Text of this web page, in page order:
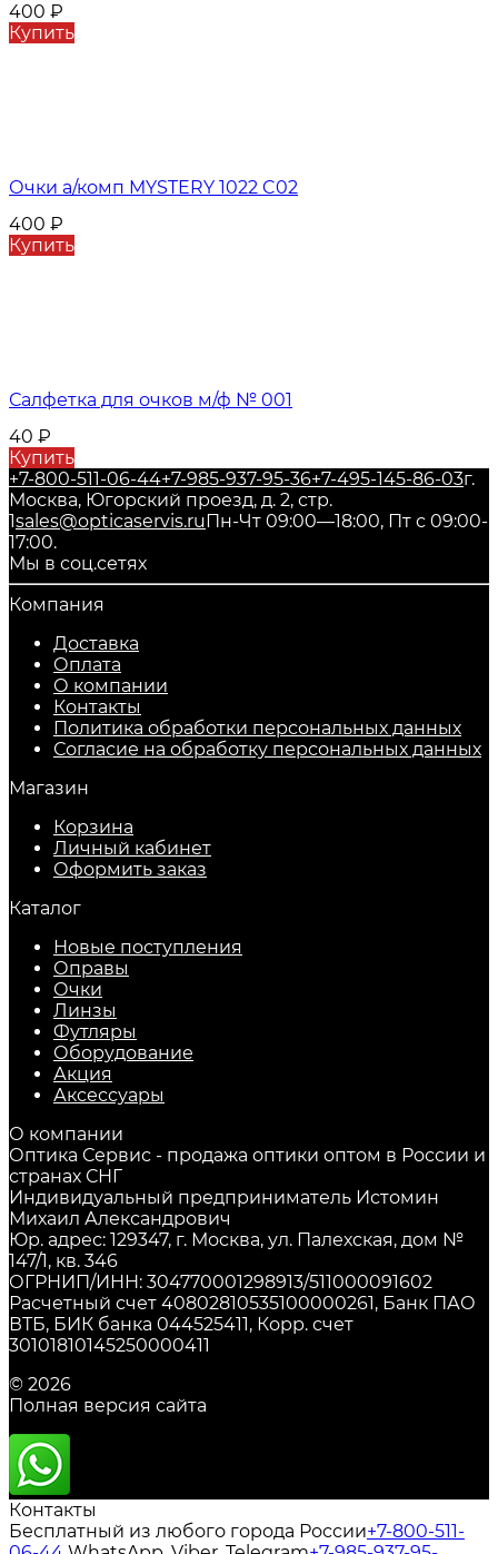
400 ₽
Купить
Очки а/комп MYSTERY 1022 C02
400 ₽
Купить
Салфетка для очков м/ф № 001
40 ₽
Купить
+7-800-511-06-44+7-985-937-95-36+7-495-145-86-03г.
Москва, Югорский проезд, д. 2, стр.
1sales@opticaservis.ruПн-Чт 09:00—18:00, Пт с 09:00-
17:00.
Мы в соц.сетях
Компания
Доставка
Оплата
О компании
Контакты
Политика обработки персональных данных
Согласие на обработку персональных данных
Магазин
Корзина
Личный кабинет
Оформить заказ
Каталог
Новые поступления
Оправы
Очки
Линзы
Футляры
Оборудование
Акция
Аксессуары
О компании
Оптика Сервис - продажа оптики оптом в России и
странах СНГ
Индивидуальный предприниматель Истомин
Михаил Александрович
Юр. адрес: 129347, г. Москва, ул. Палехская, дом №
147/1, кв. 346
ОГРНИП/ИНН: 304770001298913/511000091602
Расчетный счет 40802810535100000261, Банк ПАО
ВТБ, БИК банка 044525411, Корр. счет
30101810145250000411
© 2026
Полная версия сайта
Контакты
Бесплатный из любого города России+7-800-511-